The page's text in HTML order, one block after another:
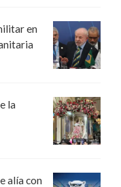
en
la
alía con